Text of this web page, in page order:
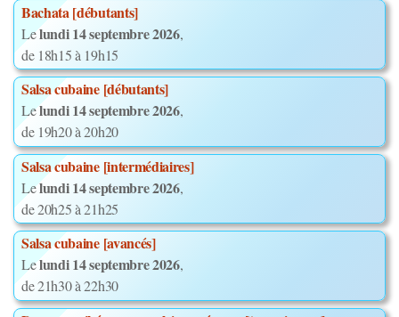
Bachata [débutants]
Lelundi 14 septembre 2026,
de 18h15 à 19h15
Salsa cubaine [débutants]
Lelundi 14 septembre 2026,
de 19h20 à 20h20
Salsa cubaine [intermédiaires]
Lelundi 14 septembre 2026,
de 20h25 à 21h25
Salsa cubaine [avancés]
Lelundi 14 septembre 2026,
de 21h30 à 22h30